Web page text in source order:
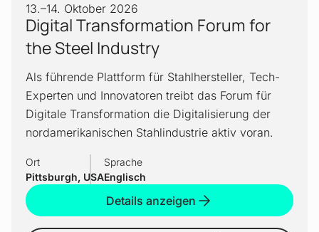
13.–14. Oktober 2026
Digital Transformation Forum for
the Steel Industry
Als führende Plattform für Stahlhersteller, Tech-
Experten und Innovatoren treibt das Forum für
Digitale Transformation die Digitalisierung der
nordamerikanischen Stahlindustrie aktiv voran.
Ort
Pittsburgh, USA
Sprache
Englisch
Details anzeigen